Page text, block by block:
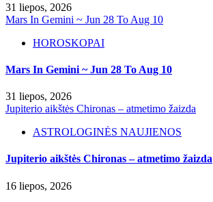
31 liepos, 2026
Mars In Gemini ~ Jun 28 To Aug 10
HOROSKOPAI
Mars In Gemini ~ Jun 28 To Aug 10
31 liepos, 2026
Jupiterio aikštės Chironas – atmetimo žaizda
ASTROLOGINĖS NAUJIENOS
Jupiterio aikštės Chironas – atmetimo žaizda
16 liepos, 2026